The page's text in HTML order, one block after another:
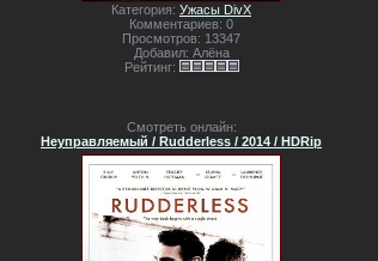
Категория: Ужасы DivX
Комментариев: 0
Просмотров: 13347
Добавил: Алёна
Рейтинг:
Смотреть онлайн:
Неуправляемый / Rudderless / 2014 / HDRip